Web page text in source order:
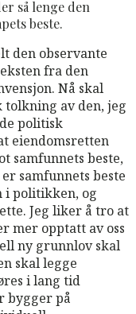
så lenge den
beste.
den observante
fra den
Nå skal
av den, jeg
politisk
eiendomsretten
samfunnets beste,
samfunnets beste
i politikken, og
Jeg liker å tro at
mer opptatt av oss
ny grunnlov skal
skal legge
i lang tid
bygger på